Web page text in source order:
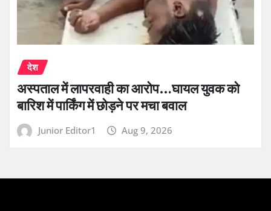
देश
अस्पताल में लापरवाही का आरोप…घायल युवक को
बारिश में पार्किंग में छोड़ने पर मचा बवाल
Junior Editor1 Aug 9, 2026